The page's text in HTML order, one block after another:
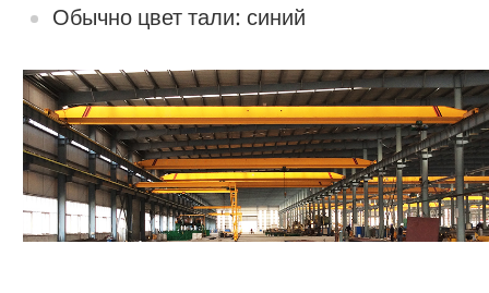
Обычно цвет тали: синий